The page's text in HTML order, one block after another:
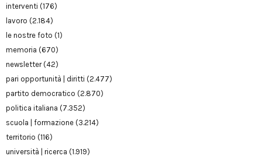
interventi (176)
lavoro (2.184)
le nostre foto (1)
memoria (670)
newsletter(42)
pari opportunità | diritti (2.477)
partito democratico (2.870)
politica italiana (7.352)
scuola | formazione (3.214)
territorio (116)
università | ricerca (1.919)